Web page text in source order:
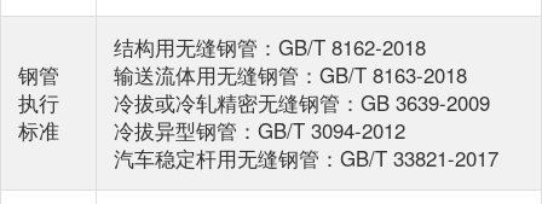
钢管
执行
标准
结构用无缝钢管：GB/T 8162-2018
输送流体用无缝钢管：GB/T 8163-2018
冷拔或冷轧精密无缝钢管：GB 3639-2009
冷拔异型钢管：GB/T 3094-2012
汽车稳定杆用无缝钢管：GB/T 33821-2017